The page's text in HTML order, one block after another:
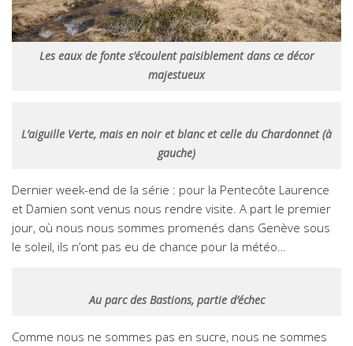
Les eaux de fonte s’écoulent paisiblement dans ce décor
majestueux
L’aiguille Verte, mais en noir et blanc et celle du Chardonnet (à
gauche)
Dernier week-end de la série : pour la Pentecôte Laurence
et Damien sont venus nous rendre visite. A part le premier
jour, où nous nous sommes promenés dans Genève sous
le soleil, ils n’ont pas eu de chance pour la météo…
Au parc des Bastions, partie d’échec
Comme nous ne sommes pas en sucre, nous ne sommes